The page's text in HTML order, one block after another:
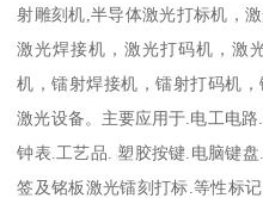
射雕刻机,半导体激光打标机，
激光焊接机，激光打码机，激
机，镭射焊接机，镭射打码机
激光设备。主要应用于.电工电
钟表.工艺品. 塑胶按键.电脑键
签及铭板激光镭刻打标.等性标